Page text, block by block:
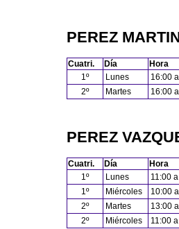
PEREZ
Cuatri. Día
Hora
1º
Lunes
16:00
2º
Martes 16:00
PEREZ
Cuatri. Día
Hora
1º
Lunes
11:00
1º
Miércoles
10:00
2º
Martes
13:00
2º
Miércoles 11:00